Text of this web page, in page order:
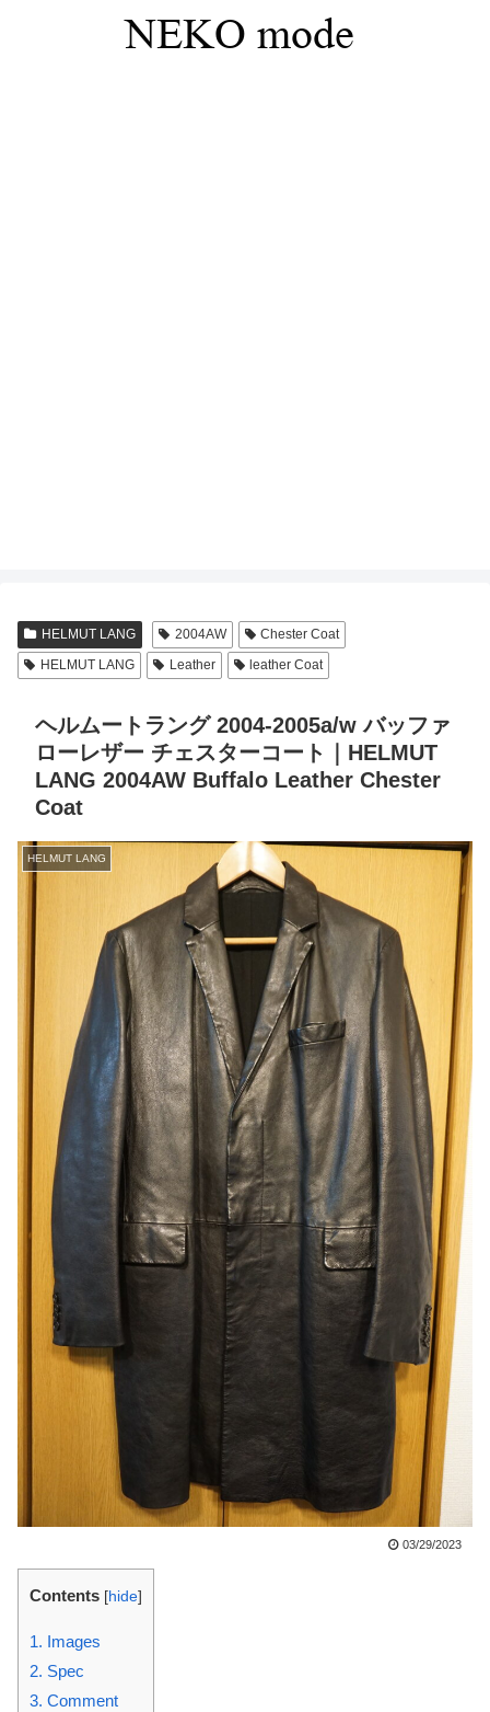
HELMUT LANG 2004AW
Chester Coat
HELMUT LANG
Leather leather Coat
ヘルムートラング 2004-2005a/w バッファ
ローレザー チェスターコート｜HELMUT
LANG 2004AW Buffalo Leather Chester
Coat
HELMUT LANG
03/29/2023
Contents [hide]
1. Images
2. Spec
3. Comment